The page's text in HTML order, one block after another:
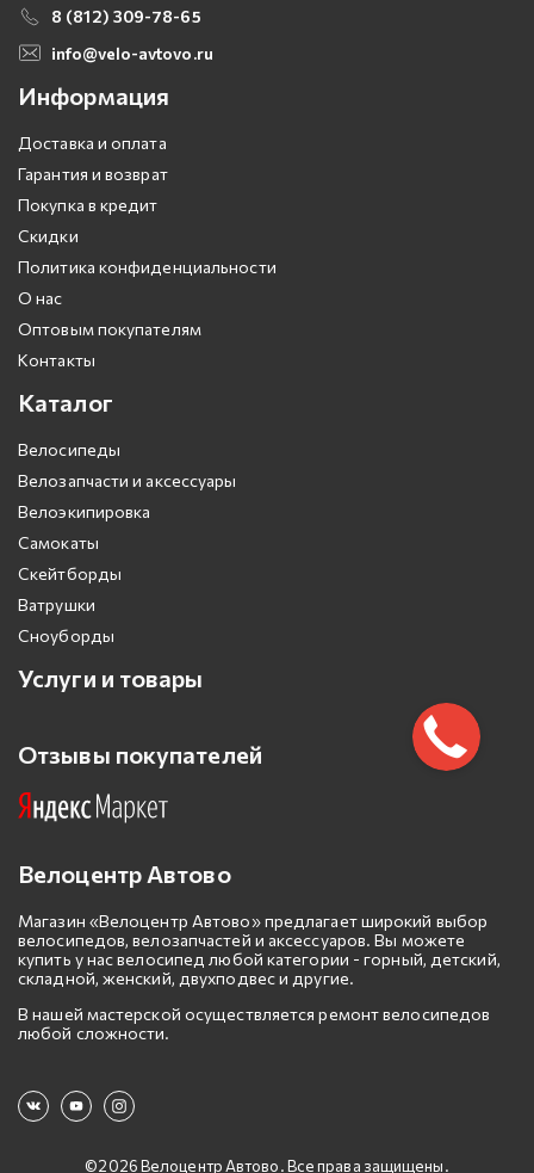
8 (812) 309-78-65
info@velo-avtovo.ru
Информация
Доставка и оплата
Гарантия и возврат
Покупка в кредит
Скидки
Политика конфиденциальности
О нас
Оптовым покупателям
Контакты
Каталог
Велосипеды
Велозапчасти и аксессуары
Велоэкипировка
Самокаты
Скейтборды
Ватрушки
Сноуборды
Услуги и товары
Отзывы покупателей
Велоцентр Автово
Магазин «Велоцентр Автово» предлагает широкий выбор
велосипедов, велозапчастей и аксессуаров. Вы можете
купить у нас велосипед любой категории - горный, детский,
складной, женский, двухподвес и другие.
В нашей мастерской осуществляется ремонт велосипедов
любой сложности.
©2026 Велоцентр Автово. Все права защищены.